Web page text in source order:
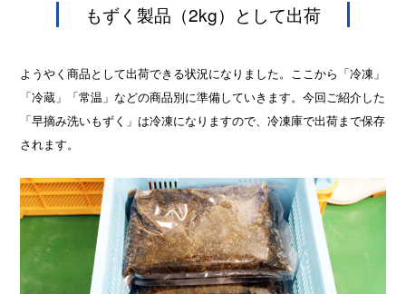
もずく製品（2kg）として出荷
ようやく商品として出荷できる状況になりました。ここから「冷凍」
「冷蔵」「常温」などの商品別に準備していきます。今回ご紹介した
「早摘み洗いもずく」は冷凍になりますので、冷凍庫で出荷まで保存
されます。